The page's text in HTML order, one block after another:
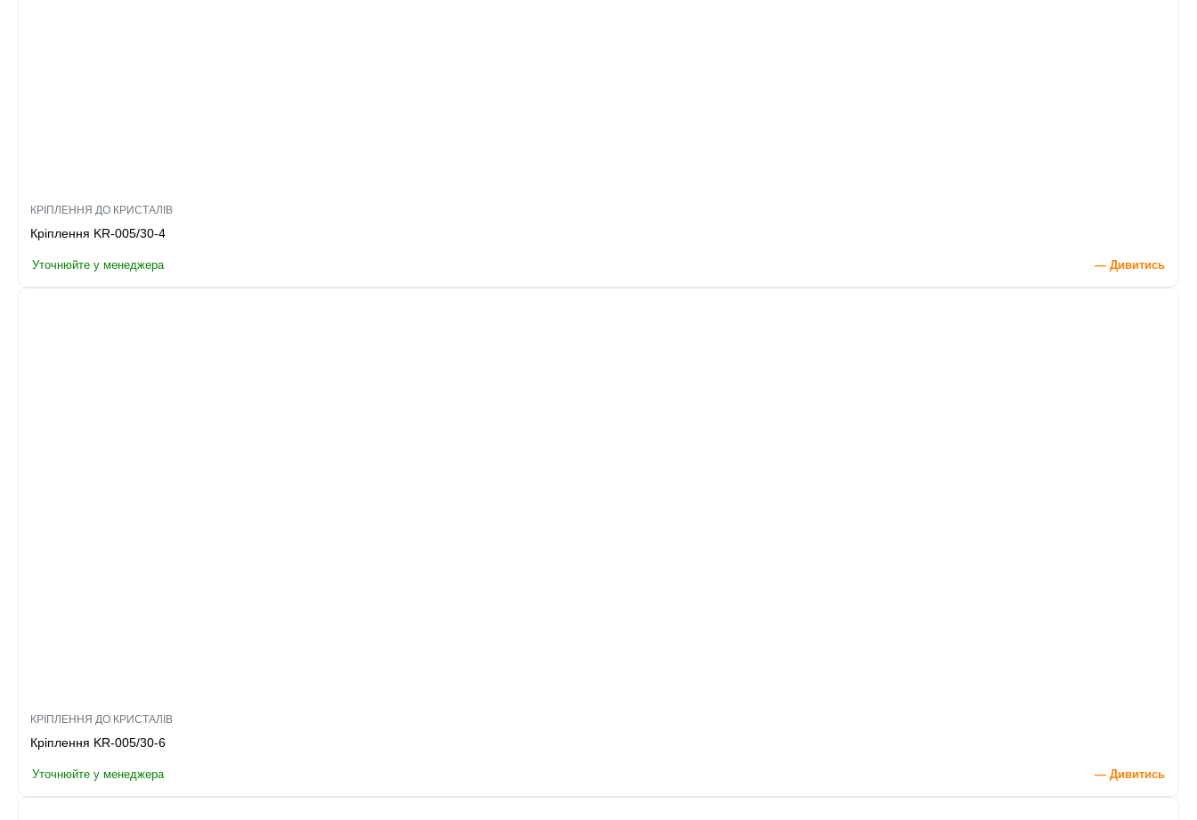
КРІПЛЕННЯ ДО КРИСТАЛІВ
Кріплення KR-005/30-4
Уточнюйте у менеджера — Дивитись
КРІПЛЕННЯ ДО КРИСТАЛІВ
Кріплення KR-005/30-6
Уточнюйте у менеджера — Дивитись